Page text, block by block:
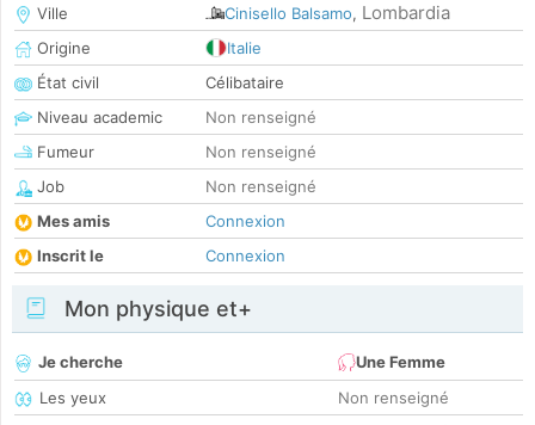
Ville
Cinisello Balsamo, Lombardia
Origine
Italie
État civil
Célibataire
Niveau academic
Non renseigné
Fumeur
Non renseigné
Job
Non renseigné
Mes amis
Connexion
Inscrit le
Connexion
Mon physique et+
Je cherche
Une Femme
Les yeux
Non renseigné